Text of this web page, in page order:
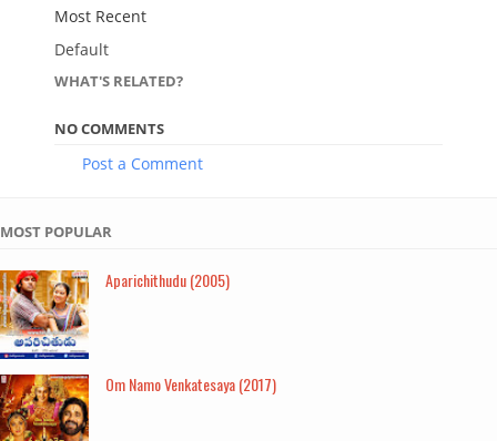
Most Recent
Default
WHAT'S RELATED?
NO COMMENTS
Post a Comment
MOST POPULAR
Aparichithudu (2005)
Om Namo Venkatesaya (2017)